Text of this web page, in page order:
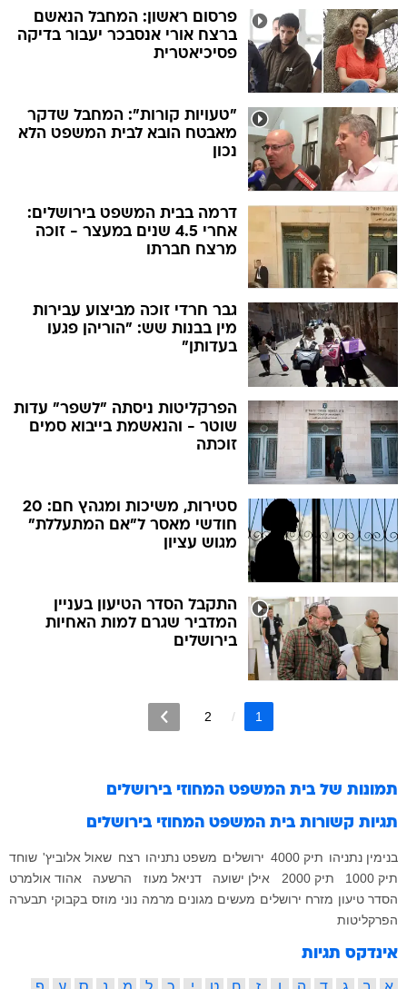
פרסום ראשון: המחבל הנאשם
ברצח אורי אנסבכר יעבור בדיקה
פסיכיאטרית
"טעויות קורות": המחבל שדקר
מאבטח הובא לבית המשפט הלא
נכון
דרמה בבית המשפט בירושלים:
אחרי 4.5 שנים במעצר - זוכה
מרצח חברתו
גבר חרדי זוכה מביצוע עבירות
מין בבנות שש: "הוריהן פגעו
בעדותן"
הפרקליטות ניסתה "לשפר" עדות
שוטר - והנאשמת בייבוא סמים
זוכתה
סטירות, משיכות ומגהץ חם: 20
חודשי מאסר ל"אם המתעללת"
מגוש עציון
התקבל הסדר הטיעון בעניין
המדביר שגרם למות האחיות
בירושלים
1
2
תמונות של בית המשפט המחוזי בירושלים
תגיות קשורות בית המשפט המחוזי בירושלים
בנימין נתניהו תיק 4000 ירושלים משפט נתניהו רצח שאול אלוביץ' שוחד
תיק 1000
תיק 2000 אילן ישועה דניאל מעוז הרשעה
אהוד אולמרט
הסדר טיעון מזרח ירושלים מעשים מגונים מרמה נוני מוזס בקבוקי תבערה
הפרקליטות
אינדקס תגיות